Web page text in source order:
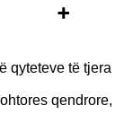
qyteteve të tjera
qendrore,